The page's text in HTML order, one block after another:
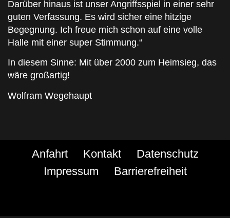
Darüber hinaus ist unser Angriffsspiel in einer sehr
guten Verfassung. Es wird sicher eine hitzige
Begegnung. Ich freue mich schon auf eine volle
Halle mit einer super Stimmung.“
In diesem Sinne: Mit über 2000 zum Heimsieg, das
wäre großartig!
Wolfram Wegehaupt
Anfahrt Kontakt
Datenschutz
Impressum
Barrierefreiheit